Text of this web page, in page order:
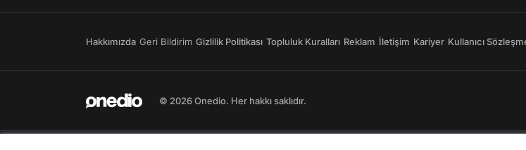
Hakkımızda Geri Bildirim Gizlilik Politikası Topluluk Kuralları Reklam İletişim Kariyer Kullanıcı
© 2026 Onedio. Her hakkı saklıdır.